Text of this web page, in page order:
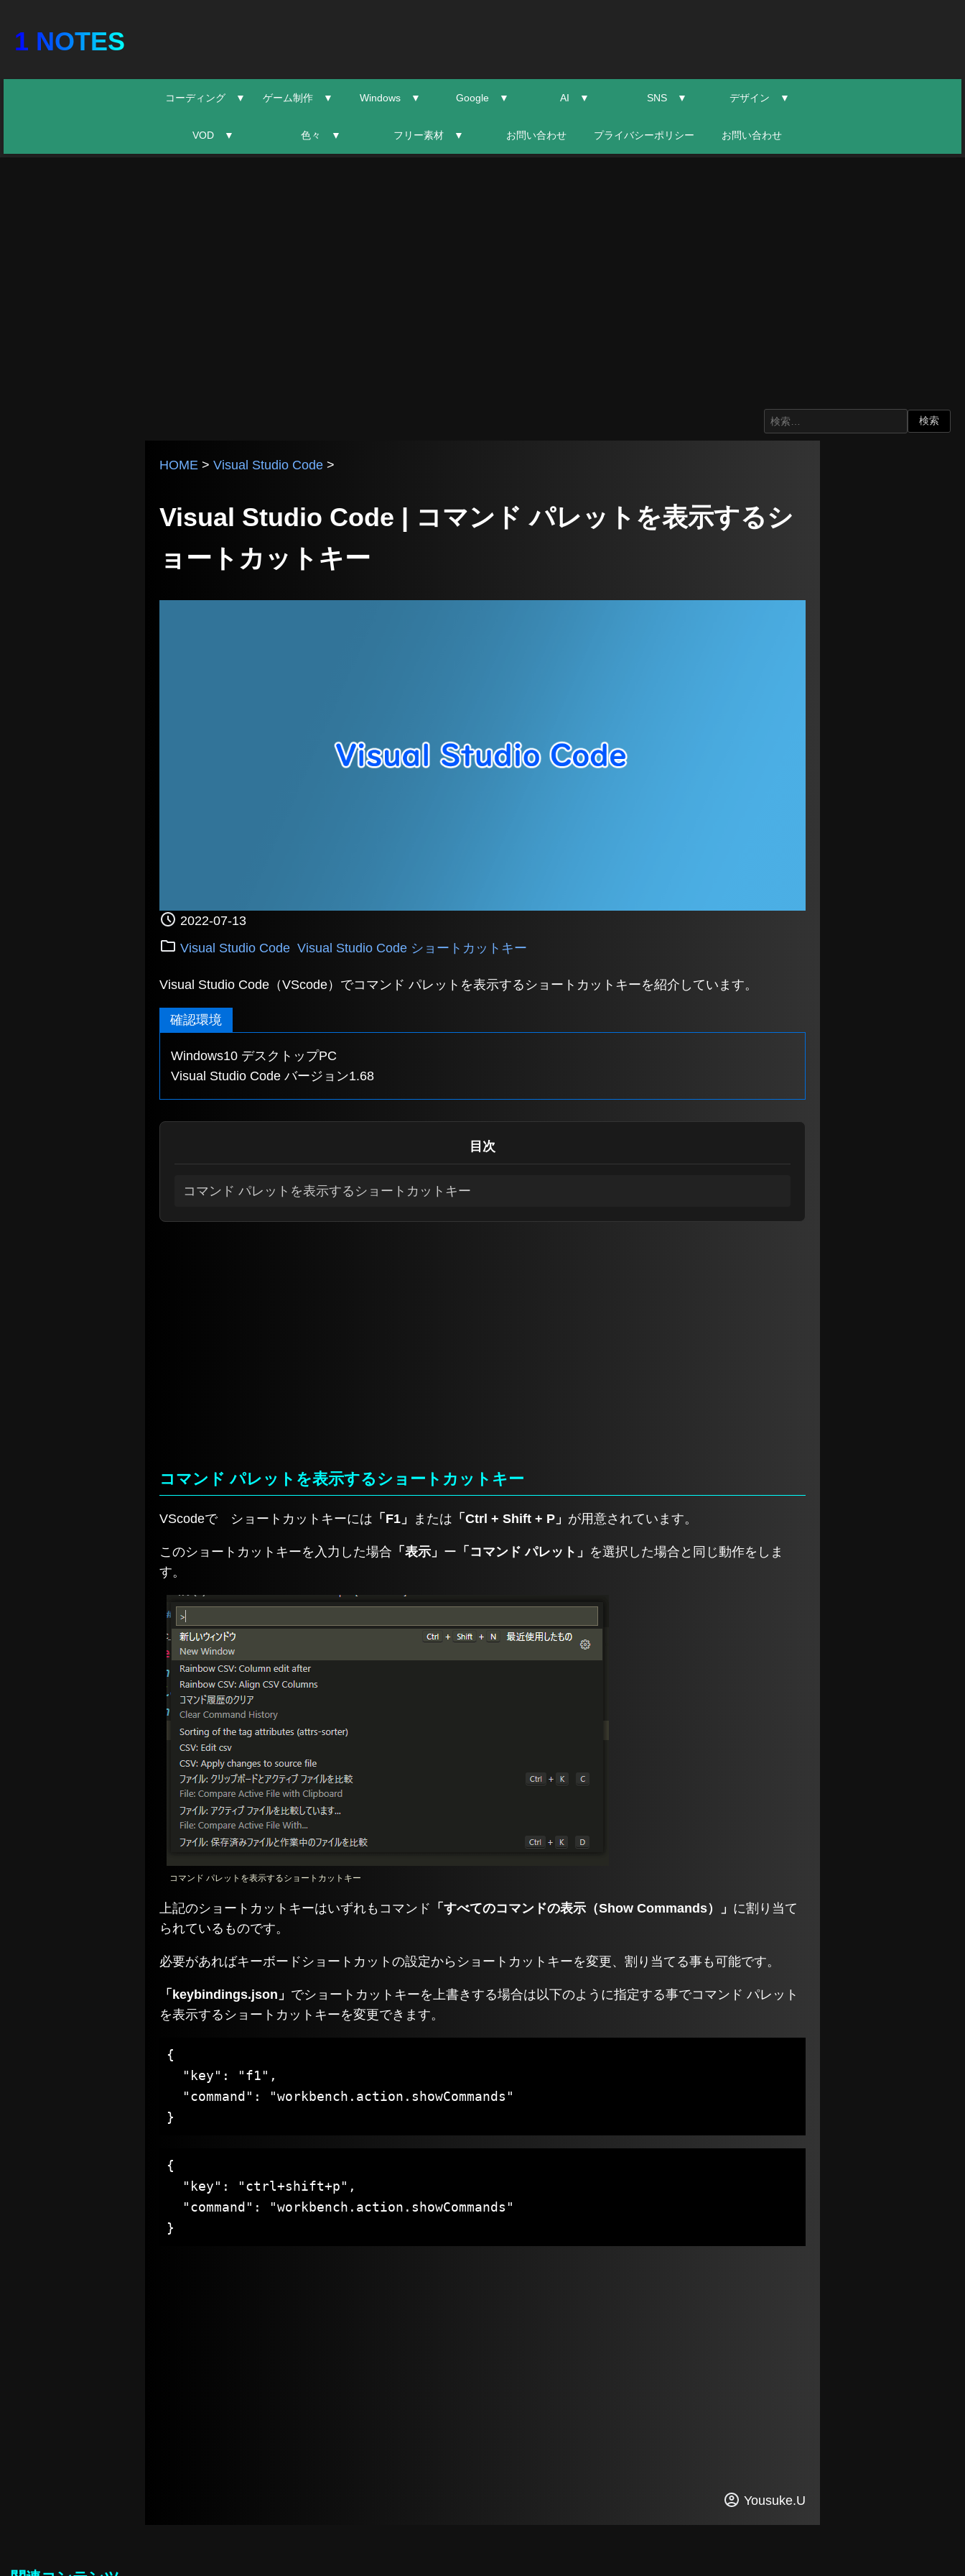
1 NOTES
コーディング ▼ ゲーム制作 ▼ Windows ▼ Google ▼ AI ▼ SNS ▼ デザイン ▼
VOD ▼ 色々 ▼ フリー素材 ▼ お問い合わせ プライバシーポリシー お問い合わせ
HOME > Visual Studio Code >
Visual Studio Code | コマンド パレットを表示するシ
ョートカットキー
2022-07-13
Visual Studio Code Visual Studio Code ショートカットキー
Visual Studio Code（VScode）でコマンド パレットを表示するショートカットキーを紹介しています。
確認環境
Windows10 デスクトップPC
Visual Studio Code バージョン1.68
目次
コマンド パレットを表示するショートカットキー
コマンド パレットを表示するショートカットキー
VScodeで ショートカットキーには 「F1」 または 「Ctrl + Shift + P」 が用意されています。
このショートカットキーを入力した場合 「表示」 ー 「コマンド パレット」 を選択した場合と同じ動作をしま
す。
コマンド パレットを表示するショートカットキー
上記のショートカットキーはいずれもコマンド 「すべてのコマンドの表示（Show Commands）」 に割り当て
られているものです。
必要があればキーボードショートカットの設定からショートカットキーを変更、割り当てる事も可能です。
「keybindings.json」 でショートカットキーを上書きする場合は以下のように指定する事でコマンド パレット
を表示するショートカットキーを変更できます。
{
  "key": "f1",
  "command": "workbench.action.showCommands"
}
{
  "key": "ctrl+shift+p",
  "command": "workbench.action.showCommands"
}
Yousuke.U